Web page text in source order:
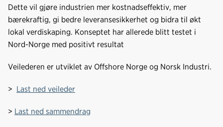
Dette vil gjøre industrien mer kostnadseffektiv, mer
bærekraftig, gi bedre leveransesikkerhet og bidra til økt
lokal verdiskaping. Konseptet har allerede blitt testet i
Nord-Norge med positivt resultat
Veilederen er utviklet av Offshore Norge og Norsk Industri.
> Last ned veileder
> Last ned sammendrag